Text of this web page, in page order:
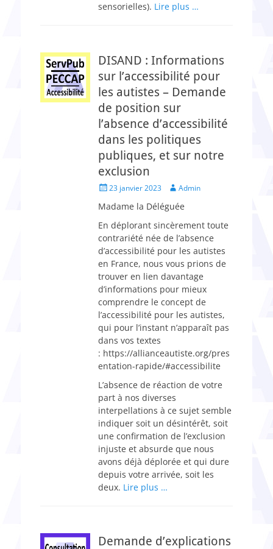
sensorielles). Lire plus …
DISAND : Informations
sur l’accessibilité pour
les autistes – Demande
de position sur
l’absence d’accessibilité
dans les politiques
publiques, et sur notre
exclusion
Posted23 janvier 2023 Author
Admin
Madame la Déléguée
En déplorant sincèrement toute
contrariété née de l’absence
d’accessibilité pour les autistes
en France, nous vous prions de
trouver en lien davantage
d’informations pour mieux
comprendre le concept de
l’accessibilité pour les autistes,
qui pour l’instant n’apparaît pas
dans vos textes
: https://allianceautiste.org/pres
entation-rapide/#accessibilite
L’absence de réaction de votre
part à nos diverses
interpellations à ce sujet semble
indiquer soit un désintérêt, soit
une confirmation de l’exclusion
injuste et absurde que nous
avons déjà déplorée et qui dure
depuis votre arrivée, soit les
deux. Lire plus …
Demande d’explications